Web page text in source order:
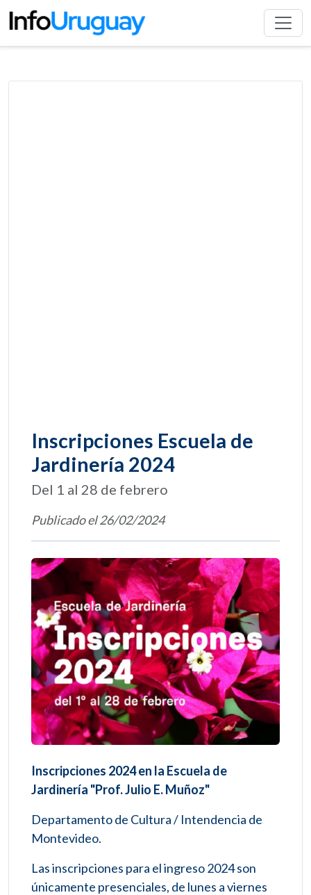
Inscripciones Escuela de
Jardinería 2024
Del 1 al 28 de febrero
Publicado el 26/02/2024
Inscripciones 2024 en la Escuela de
Jardinería "Prof. Julio E. Muñoz"
Departamento de Cultura / Intendencia de
Montevideo.
Las inscripciones para el ingreso 2024 son
únicamente presenciales, de lunes a viernes